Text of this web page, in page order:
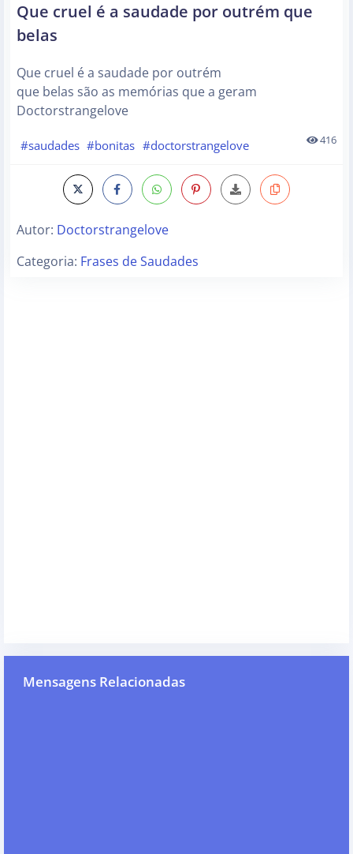
Que cruel é a saudade por outrém que
belas
Que cruel é a saudade por outrém
que belas são as memórias que a geram
Doctorstrangelove
#saudades #bonitas #doctorstrangelove 416
Autor: Doctorstrangelove
Categoria: Frases de Saudades
Mensagens Relacionadas